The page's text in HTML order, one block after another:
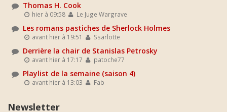
Thomas H. Cook
hier à 09:58 Le Juge Wargrave
Les romans pastiches de Sherlock Holmes
avant hier à 19:51 Ssarlotte
Derrière la chair de Stanislas Petrosky
avant hier à 17:17 patoche77
Playlist de la semaine (saison 4)
avant hier à 13:03 Fab
Newsletter